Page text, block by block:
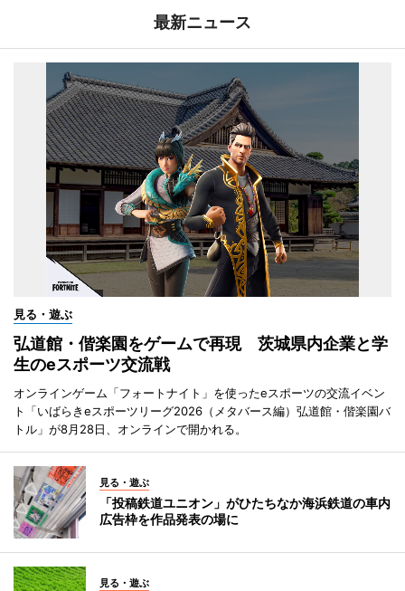
最新ニュース
見る・遊ぶ
弘道館・偕楽園をゲームで再現 茨城県内企業と学
生のeスポーツ交流戦
オンラインゲーム「フォートナイト」を使ったeスポーツの交流イベン
ト「いばらきeスポーツリーグ2026（メタバース編）弘道館・偕楽園バ
トル」が8月28日、オンラインで開かれる。
見る・遊ぶ
「投稿鉄道ユニオン」がひたちなか海浜鉄道の車内
広告枠を作品発表の場に
見る・遊ぶ